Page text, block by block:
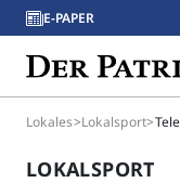
E-PAPER
Lokales>Lokalsport>
LOKALSPORT